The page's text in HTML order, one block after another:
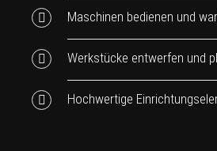
Maschinen bedienen und
Werkstücke entwerfen und
Hochwertige